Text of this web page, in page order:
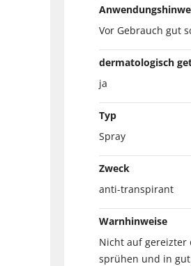
Vor Gebrauch gut
dermatologisch
ja
Typ
Spray
Zweck
anti-transpirant
Warnhinweise
Nicht auf gereizter
sprühen und in